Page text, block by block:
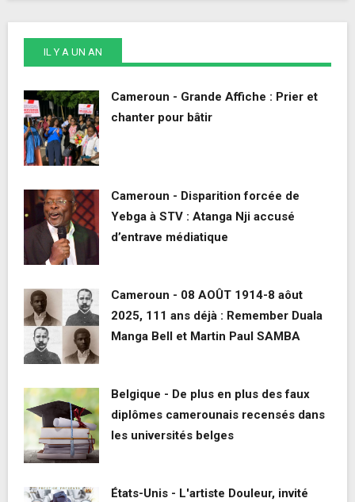
IL Y A UN AN
Cameroun - Grande Affiche : Prier et
chanter pour bâtir
Cameroun - Disparition forcée de
Yebga à STV : Atanga Nji accusé
d’entrave médiatique
Cameroun - 08 AOÛT 1914-8 aôut
2025, 111 ans déjà : Remember Duala
Manga Bell et Martin Paul SAMBA
Belgique - De plus en plus des faux
diplômes camerounais recensés dans
les universités belges
États-Unis - L'artiste Douleur, invité